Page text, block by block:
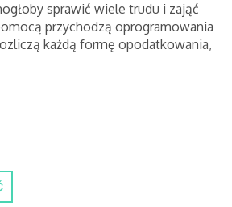
sprawić wiele trudu i zająć
przychodzą oprogramowania
każdą formę opodatkowania,